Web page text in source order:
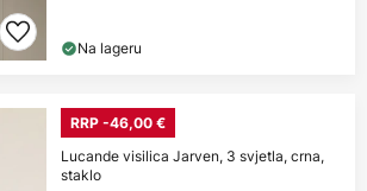
Na lageru
RRP -46,00 €
Lucande visilica Jarven, 3 svjetla, crna,
staklo